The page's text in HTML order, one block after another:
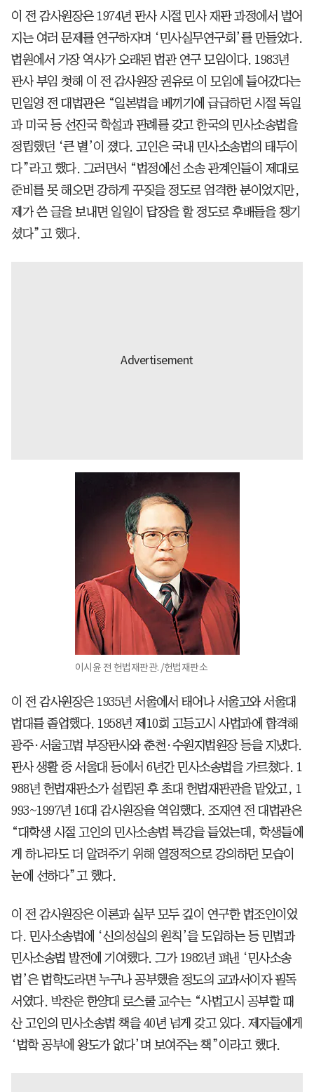
이 전 감사원장은 1974년 판사 시절 민사 재판 과정에서 벌어
지는 여러 문제를 연구하자며 ‘민사실무연구회’를 만들었다.
법원에서 가장 역사가 오래된 법관 연구 모임이다. 1983년
판사 부임 첫해 이 전 감사원장 권유로 이 모임에 들어갔다는
민일영 전 대법관은 “일본법을 베끼기에 급급하던 시절 독일
과 미국 등 선진국 학설과 판례를 갖고 한국의 민사소송법을
정립했던 ‘큰 별’이 졌다. 고인은 국내 민사소송법의 태두이
다”라고 했다. 그러면서 “법정에선 소송 관계인들이 제대로
준비를 못 해오면 강하게 꾸짖을 정도로 엄격한 분이었지만,
제가 쓴 글을 보내면 일일이 답장을 할 정도로 후배들을 챙기
셨다”고 했다.
이시윤 전 헌법재판관. /헌법재판소
이 전 감사원장은 1935년 서울에서 태어나 서울고와 서울대
법대를 졸업했다. 1958년 제10회 고등고시 사법과에 합격해
광주·서울고법 부장판사와 춘천·수원지법원장 등을 지냈다.
판사 생활 중 서울대 등에서 6년간 민사소송법을 가르쳤다. 1
988년 헌법재판소가 설립된 후 초대 헌법재판관을 맡았고, 1
993~1997년 16대 감사원장을 역임했다. 조재연 전 대법관은
“대학생 시절 고인의 민사소송법 특강을 들었는데, 학생들에
게 하나라도 더 알려주기 위해 열정적으로 강의하던 모습이
눈에 선하다”고 했다.
이 전 감사원장은 이론과 실무 모두 깊이 연구한 법조인이었
다. 민사소송법에 ‘신의성실의 원칙’을 도입하는 등 민법과
민사소송법 발전에 기여했다. 그가 1982년 펴낸 ‘민사소송
법’은 법학도라면 누구나 공부했을 정도의 교과서이자 필독
서였다. 박찬운 한양대 로스쿨 교수는 “사법고시 공부할 때
산 고인의 민사소송법 책을 40년 넘게 갖고 있다. 제자들에게
‘법학 공부에 왕도가 없다’며 보여주는 책”이라고 했다.